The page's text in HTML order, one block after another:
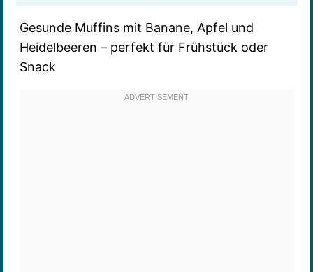
Gesunde Muffins mit Banane, Apfel und
Heidelbeeren – perfekt für Frühstück oder
Snack